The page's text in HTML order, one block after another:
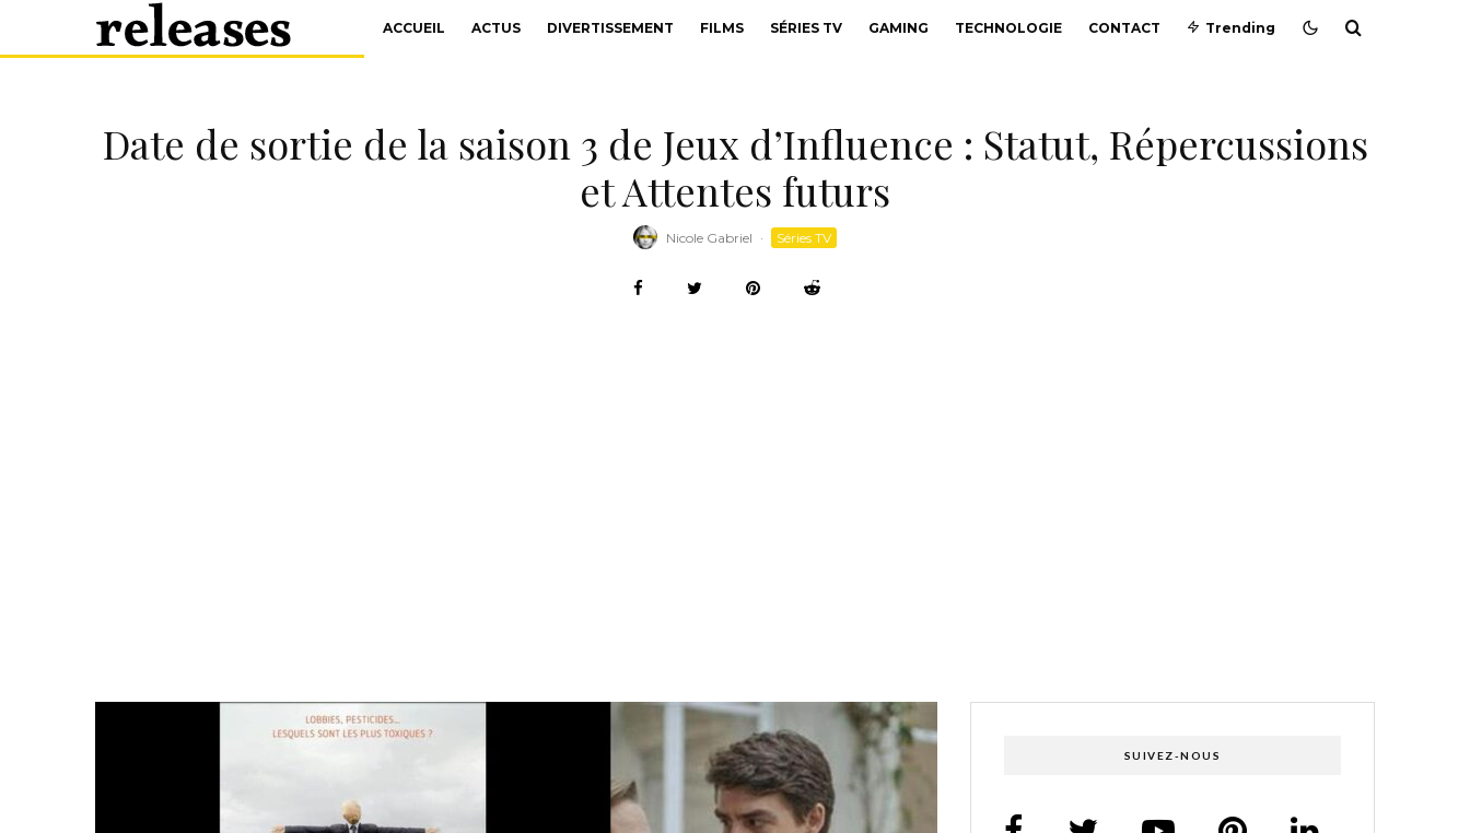
ACCUEIL ACTUS DIVERTISSEMENT FILMS SÉRIES TV GAMING TECHNOLOGIE CONTACT Trending
Date de sortie de la saison 3 de Jeux d’Influence : Statut, Répercussions
et Attentes futurs
Nicole Gabriel · Séries TV
SUIVEZ-NOUS